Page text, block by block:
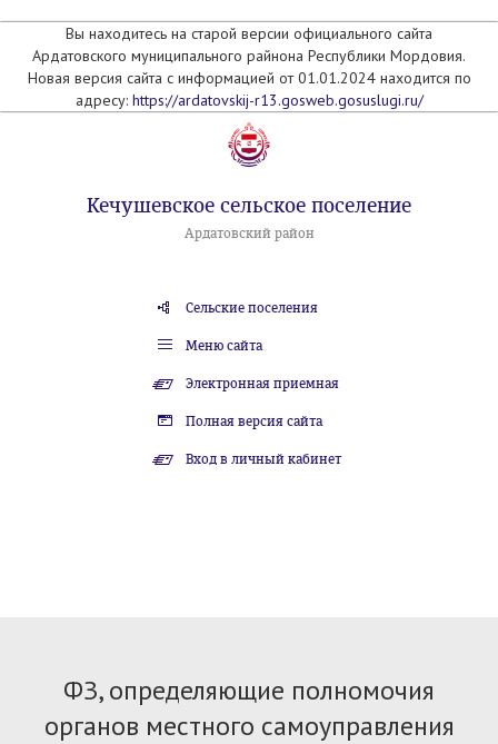
Вы находитесь на старой версии официального сайта
Ардатовского муниципального райнона Республики Мордовия.
Новая версия сайта с информацией от 01.01.2024 находится по
адресу: https://ardatovskij-r13.gosweb.gosuslugi.ru/
Кечушевское сельское поселение
Ардатовский район
Сельские поселения
Меню сайта
Электронная приемная
Полная версия сайта
Вход в личный кабинет
ФЗ, определяющие полномочия
органов местного самоуправления